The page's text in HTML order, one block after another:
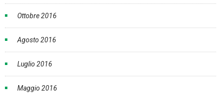
Ottobre 2016
Agosto 2016
Luglio 2016
Maggio 2016